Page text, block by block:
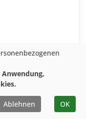
Ablehnen OK